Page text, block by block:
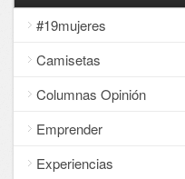
#19mujeres
Camisetas
Columnas Opinión
Emprender
Experiencias